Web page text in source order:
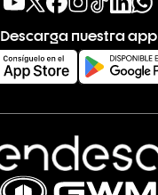
Descarga nuestra app